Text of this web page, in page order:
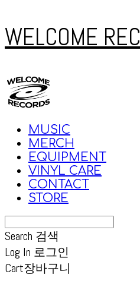
WELCOME
MUSIC
MERCH
EQUIPMENT
VINYL CARE
CONTACT
STORE
Search 검색
Log In 로그인
Cart장바구니